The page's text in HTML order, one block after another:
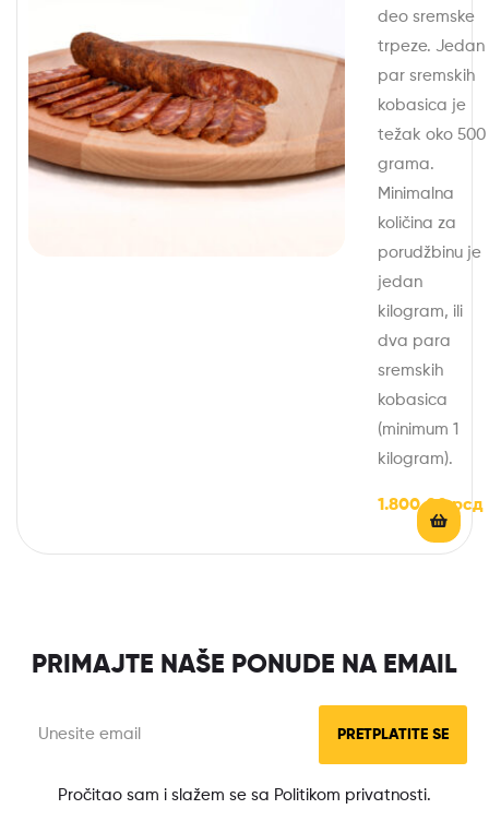
deo sremske
trpeze. Jedan
par sremskih
kobasica je
težak oko 500
grama.
Minimalna
količina za
porudžbinu je
jedan
kilogram, ili
dva para
sremskih
kobasica
(minimum 1
kilogram).
1.800,00рсд
PRIMAJTE NAŠE PONUDE NA EMAIL
PRETPLATITE SE
Pročitao sam i slažem se sa Politikom privatnosti.